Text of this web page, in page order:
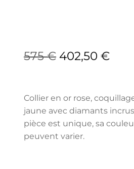
575€ 402,50 €
Collier en or rose,
jaune avec diamants
pièce est unique, sa
peuvent varier.